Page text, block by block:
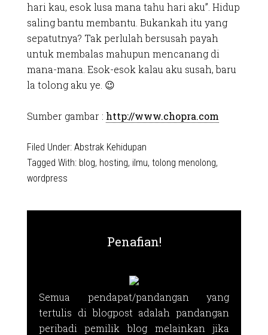
hari kau, esok lusa mana tahu hari aku”. Hidup
saling bantu membantu. Bukankah itu yang
sepatutnya? Tak perlulah bersusah payah
untuk membalas mahupun mencanang di
mana-mana. Esok-esok kalau aku susah, baru
la tolong aku ye. 😉
Sumber gambar : http://www.chopra.com
Filed Under: Abstrak Kehidupan
Tagged With: blog, hosting, ilmu, tolong menolong,
wordpress
Penafian!
Semua pendapat/pandangan yang
tertulis di blogpost adalah pandangan
peribadi pemilik blog melainkan jika